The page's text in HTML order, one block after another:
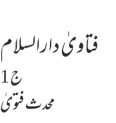
فتاویٰ دارالسلام
ج 1
محدث فتویٰ